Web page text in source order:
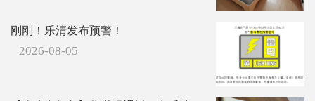
刚刚！乐清发布预警！
2026-08-05